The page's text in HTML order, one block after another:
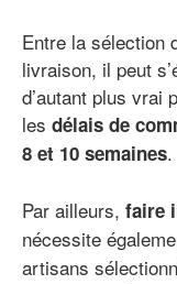
Entre la sélection
livraison, il peut
d’autant plus vrai
les délais de
8 et 10 semaines.
Par ailleurs, faire
nécessite
artisans